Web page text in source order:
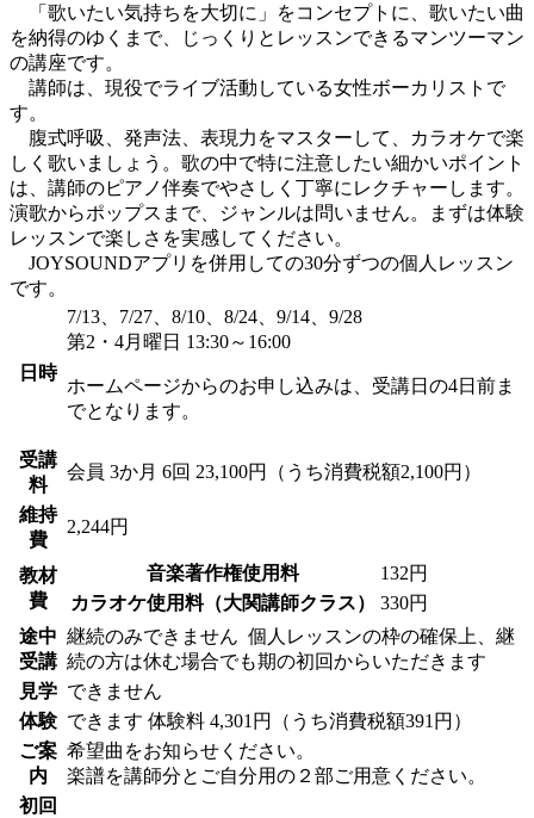
「歌いたい気持ちを大切に」をコンセプトに、歌いたい曲
を納得のゆくまで、じっくりとレッスンできるマンツーマン
の講座です。
講師は、現役でライブ活動している女性ボーカリストで
す。
腹式呼吸、発声法、表現力をマスターして、カラオケで楽
しく歌いましょう。歌の中で特に注意したい細かいポイント
は、講師のピアノ伴奏でやさしく丁寧にレクチャーします。
演歌からポップスまで、ジャンルは問いません。まずは体験
レッスンで楽しさを実感してください。
JOYSOUNDアプリを併用しての30分ずつの個人レッスン
です。
日時
7/13、7/27、8/10、8/24、9/14、9/28
第2・4月曜日 13:30～16:00
ホームページからのお申し込みは、受講日の4日前ま
でとなります。
受講
料
会員 3か月 6回 23,100円（うち消費税額2,100円）
維持
費
2,244円
教材
費
音楽著作権使用料
132円
カラオケ使用料（大関講師クラス）
330円
途中
受講
継続のみできません 個人レッスンの枠の確保上、継
続の方は休む場合でも期の初回からいただきます
見学 できません
体験 できます 体験料 4,301円（うち消費税額391円）
ご案
内
希望曲をお知らせください。
楽譜を講師分とご自分用の２部ご用意ください。
初回